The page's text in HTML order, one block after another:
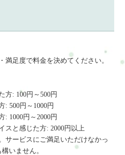
満足度で料金を決めてください。
方: 100円～500円
: 500円～1000円
: 1000円～2000円
スと感じた方: 2000円以上
サービスにご満足いただけなかっ
いません。